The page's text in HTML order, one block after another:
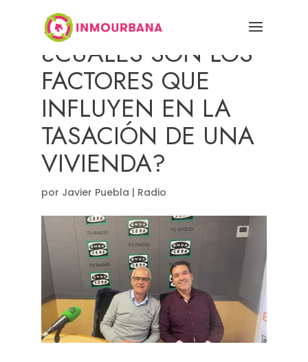
¿CUÁLES SON LOS
FACTORES QUE
INFLUYEN EN LA
TASACIÓN DE UNA
VIVIENDA?
por Javier Puebla | Radio